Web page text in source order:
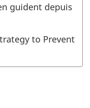
guident depuis